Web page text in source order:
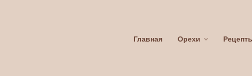
Главная Орехи